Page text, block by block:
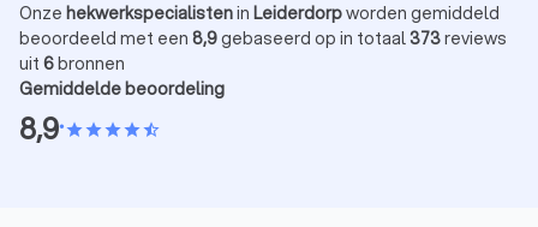
Onze hekwerkspecialistenin Leiderdorpworden gemiddeld
beoordeeld met een 8,9gebaseerd op in totaal373reviews
uit 6bronnen
Gemiddelde beoordeling
8,9•starstarstarstarstar_half